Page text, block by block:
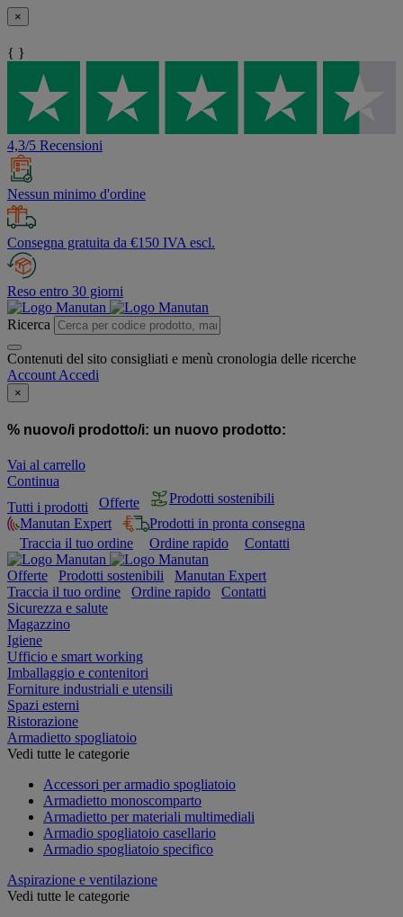
×
{ }
4,3/5 Recensioni
Nessun minimo d'ordine
Consegna gratuita da €150 IVA escl.
Reso entro 30 giorni
Ricerca
Contenuti del sito consigliati e menù cronologia delle ricerche
Account Accedi
×
% nuovo/i prodotto/i: un nuovo prodotto:
Vai al carrello
Continua
Tutti i prodotti
Offerte
Prodotti sostenibili
Manutan Expert
Prodotti in pronta consegna
Traccia il tuo ordine
Ordine rapido Contatti
Offerte Prodotti sostenibili
Manutan Expert
Traccia il tuo ordine
Ordine rapido
Contatti
Sicurezza e salute
Magazzino
Igiene
Ufficio e smart working
Imballaggio e contenitori
Forniture industriali e utensili
Spazi esterni
Ristorazione
Armadietto spogliatoio
Vedi tutte le categorie
Accessori per armadio spogliatoio
Armadietto monoscomparto
Armadietto per materiali multimediali
Armadio spogliatoio casellario
Armadio spogliatoio specifico
Aspirazione e ventilazione
Vedi tutte le categorie